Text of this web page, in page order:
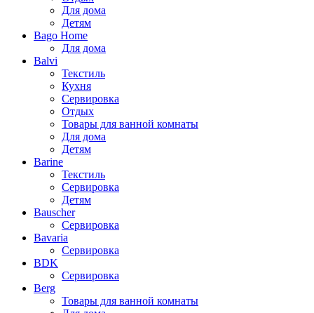
Для дома
Детям
Bago Home
Для дома
Balvi
Текстиль
Кухня
Сервировка
Отдых
Товары для ванной комнаты
Для дома
Детям
Barine
Текстиль
Сервировка
Детям
Bauscher
Сервировка
Bavaria
Сервировка
BDK
Сервировка
Berg
Товары для ванной комнаты